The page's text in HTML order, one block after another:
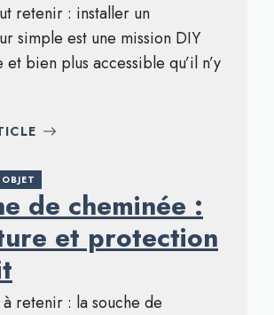
retenir : installer un
simple est une mission DIY
et bien plus accessible qu’il n’y
de cheminée :
et protection
à retenir : la souche de